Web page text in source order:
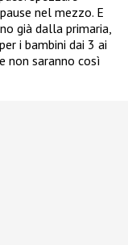
nel mezzo. E
già dalla primaria,
i bambini dai 3 ai
non saranno così